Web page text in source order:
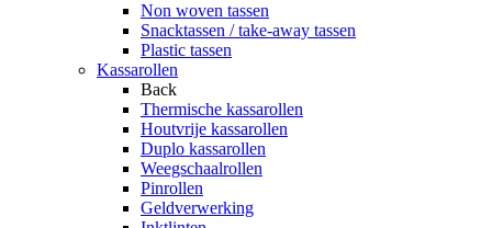
Non woven tassen
Snacktassen / take-away tassen
Plastic tassen
Kassarollen
Back
Thermische kassarollen
Houtvrije kassarollen
Duplo kassarollen
Weegschaalrollen
Pinrollen
Geldverwerking